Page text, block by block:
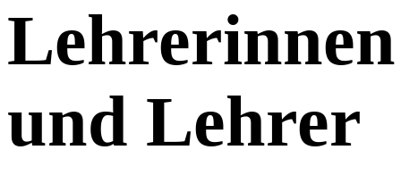
Lehrerinnen
und Lehrer